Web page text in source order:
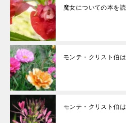
魔女についての本を
モンテ・クリスト伯
モンテ・クリスト伯